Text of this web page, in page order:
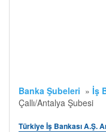
Banka Şubeleri » İş
Çallı/Antalya Şubesi
Türkiye İş Bankası A.Ş.